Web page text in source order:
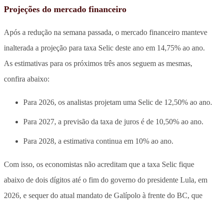
Projeções do mercado financeiro
Após a redução na semana passada, o mercado financeiro manteve
inalterada a projeção para taxa Selic deste ano em 14,75% ao ano.
As estimativas para os próximos três anos seguem as mesmas,
confira abaixo:
Para 2026, os analistas projetam uma Selic de 12,50% ao ano.
Para 2027, a previsão da taxa de juros é de 10,50% ao ano.
Para 2028, a estimativa continua em 10% ao ano.
Com isso, os economistas não acreditam que a taxa Selic fique
abaixo de dois dígitos até o fim do governo do presidente Lula, em
2026, e sequer do atual mandato de Galípolo à frente do BC, que